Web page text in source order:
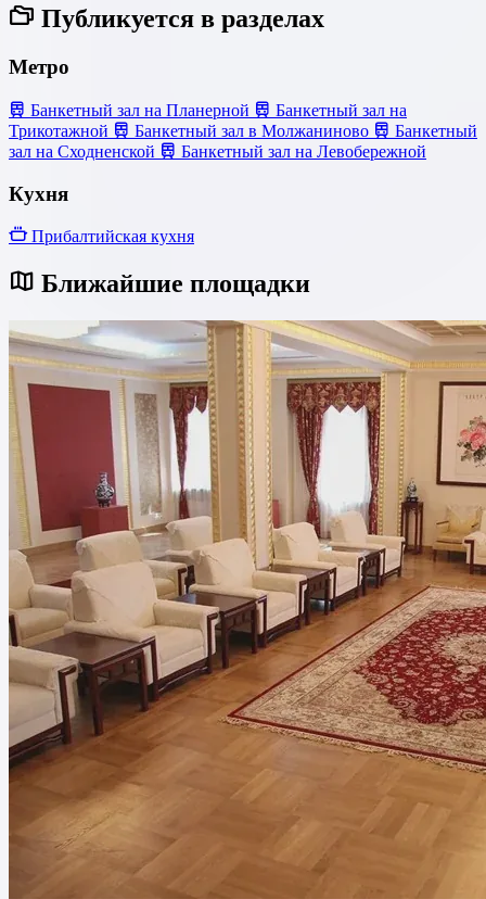
Публикуется в разделах
Метро
Банкетный зал на Планерной
Банкетный зал на
Трикотажной
Банкетный зал в Молжаниново
Банкетный
зал на Сходненской
Банкетный зал на Левобережной
Кухня
Прибалтийская кухня
Ближайшие площадки